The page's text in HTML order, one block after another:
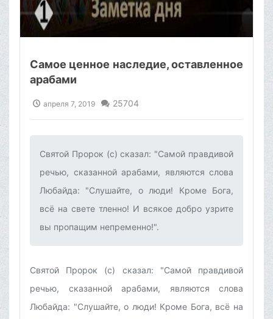
Самое ценное наследие, оставленное
арабами
апреля 7, 2019 25704
Святой Пророк (с) сказал: "Самой правдивой
речью, сказанной арабами, являются слова
Любайда: "Слушайте, о люди! Кроме Бога,
всё на свете тленно! И всякое добро узрите
вы пропащим непременно!".‌
Святой Пророк (с) сказал: "Самой правдивой
речью, сказанной арабами, являются слова
Любайда: "Слушайте, о люди! Кроме Бога, всё на